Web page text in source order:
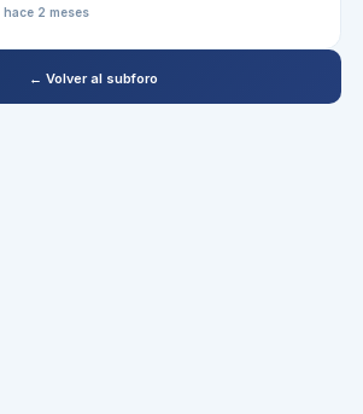
hace 2 meses
← Volver al subforo